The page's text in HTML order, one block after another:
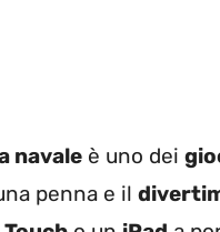
navale è uno dei
penna e il